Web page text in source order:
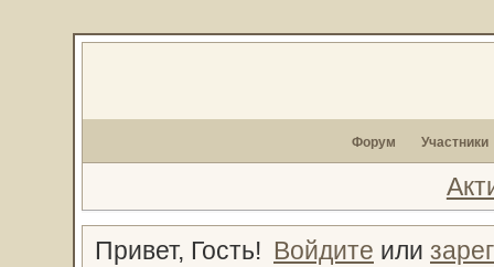
Форум Участники
Привет, Гость! Войдите или